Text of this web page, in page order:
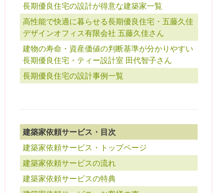
長期優良住宅の設計が得意な建築家一覧
高性能で快適に暮らせる長期優良住宅・五藤久佳
デザインオフィス有限会社 五藤久佳さん
建物の寿命・資産価値の判断基準が分かりやすい
長期優良住宅・ティー設計室 田代智子さん
長期優良住宅の設計事例一覧
建築家依頼サービス・目次
建築家依頼サービス・トップページ
建築家依頼サービスの流れ
建築家依頼サービスの特典